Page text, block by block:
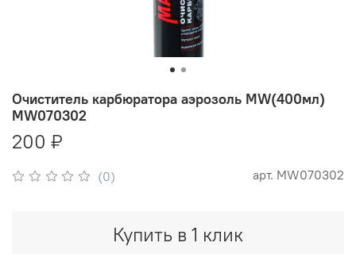
(0) арт. MW070302
Очиститель карбюратора аэрозоль MW(400мл)
MW070302
200 ₽
Купить в 1 клик